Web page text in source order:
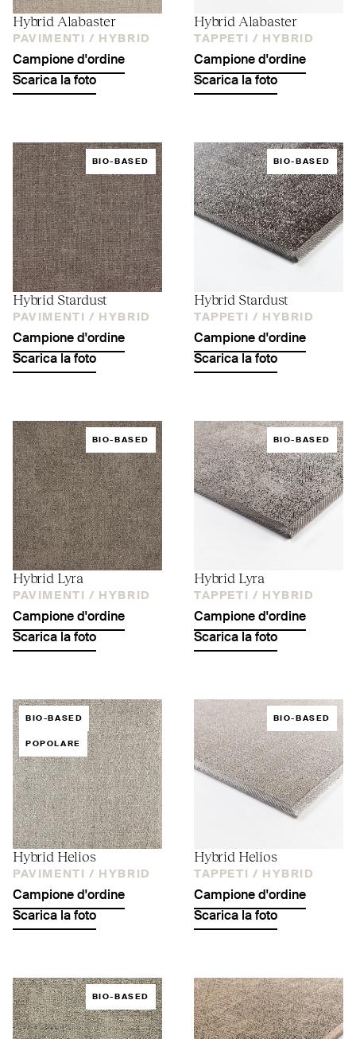
Hybrid Alabaster
PAVIMENTI / HYBRID
Campione d'ordine
Scarica la foto
Hybrid Alabaster
TAPPETI / HYBRID
Campione d'ordine
Scarica la foto
BIO-BASED
Hybrid Stardust
PAVIMENTI / HYBRID
Campione d'ordine
Scarica la foto
BIO-BASED
Hybrid Stardust
TAPPETI / HYBRID
Campione d'ordine
Scarica la foto
BIO-BASED
Hybrid Lyra
PAVIMENTI / HYBRID
Campione d'ordine
Scarica la foto
BIO-BASED
Hybrid Lyra
TAPPETI / HYBRID
Campione d'ordine
Scarica la foto
BIO-BASED
POPOLARE
Hybrid Helios
PAVIMENTI / HYBRID
Campione d'ordine
Scarica la foto
BIO-BASED
Hybrid Helios
TAPPETI / HYBRID
Campione d'ordine
Scarica la foto
BIO-BASED